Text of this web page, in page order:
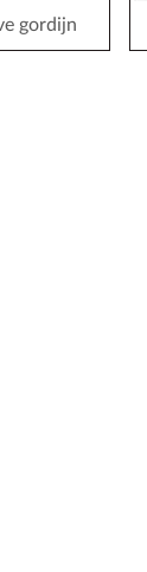
gordijn